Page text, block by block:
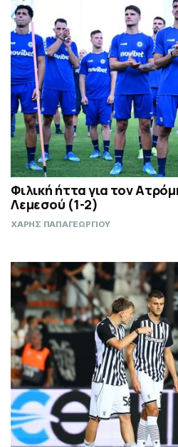
Φιλική ήττα για τον
Λεμεσού (1-2)
ΧΑΡΗΣ ΠΑΠΑΓΕΩΡΓΙΟΥ